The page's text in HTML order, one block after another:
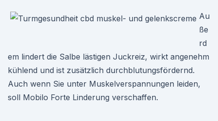
Au
ße
rd
em lindert die Salbe lästigen Juckreiz, wirkt angenehm
kühlend und ist zusätzlich durchblutungsfördernd.
Auch wenn Sie unter Muskelverspannungen leiden,
soll Mobilo Forte Linderung verschaffen.